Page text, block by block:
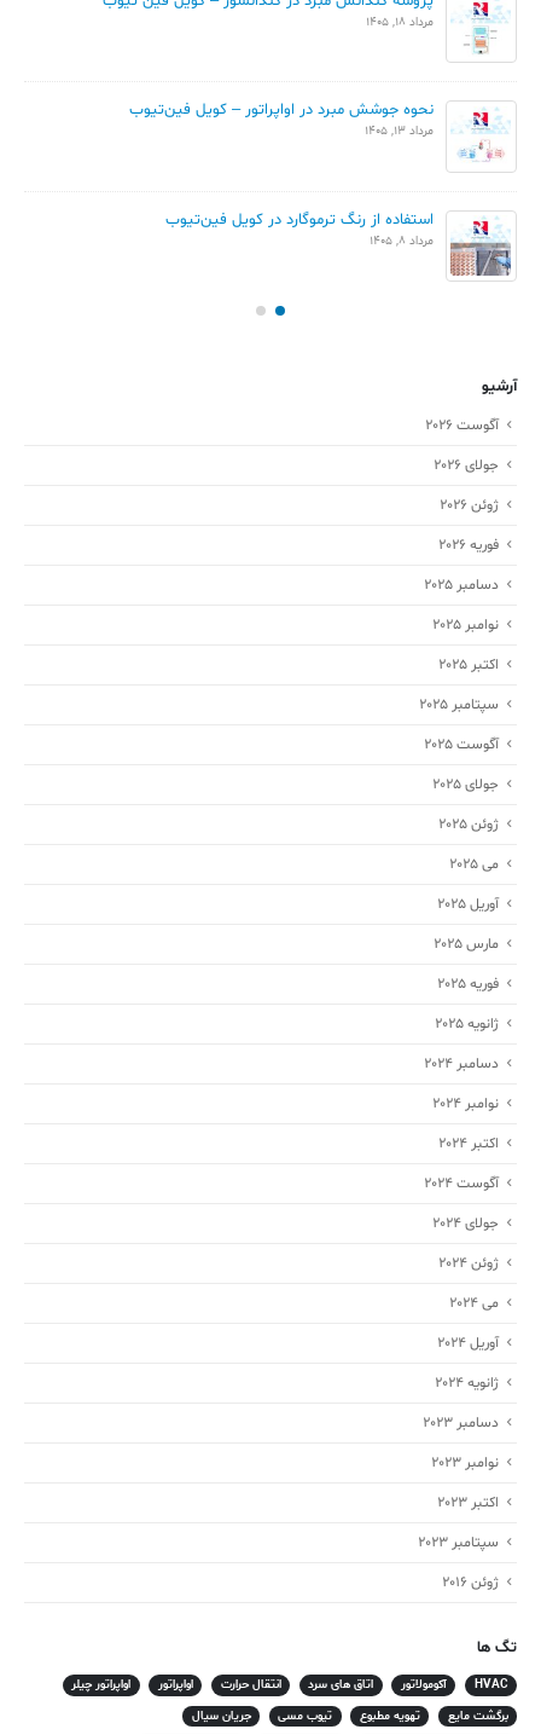
مرداد 18, 1405
نحوه جوشش مبرد در اواپراتور – کویل فین‌تیوب
مرداد 13, 1405
استفاده از رنگ ترموگارد در کویل فین‌تیوب
مرداد 8, 1405
آرشیو
آگوست 2026
جولای 2026
ژوئن 2026
فوریه 2026
دسامبر 2025
نوامبر 2025
اکتبر 2025
سپتامبر 2025
آگوست 2025
جولای 2025
ژوئن 2025
می 2025
آوریل 2025
مارس 2025
فوریه 2025
ژانویه 2025
دسامبر 2024
نوامبر 2024
اکتبر 2024
آگوست 2024
جولای 2024
ژوئن 2024
می 2024
آوریل 2024
ژانویه 2024
دسامبر 2023
نوامبر 2023
اکتبر 2023
سپتامبر 2023
ژوئن 2016
تگ ها
HVAC آکومولاتور اتاق های سرد انتقال حرارت اواپراتور
اواپراتور چیلر
برگشت مایع
تهویه مطبوع تیوب مسی
جریان سیال